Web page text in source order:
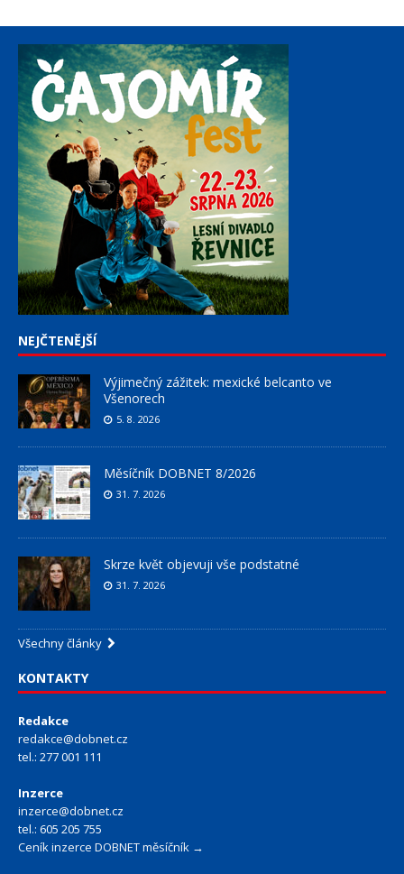
NEJČTENĚJŠÍ
Výjimečný zážitek: mexické belcanto ve
Všenorech
5. 8. 2026
Měsíčník DOBNET 8/2026
31. 7. 2026
Skrze květ objevuji vše podstatné
31. 7. 2026
Všechny články
KONTAKTY
Redakce
redakce@dobnet.cz
tel.: 277 001 111
Inzerce
inzerce@dobnet.cz
tel.: 605 205 755
Ceník inzerce DOBNET měsíčník →